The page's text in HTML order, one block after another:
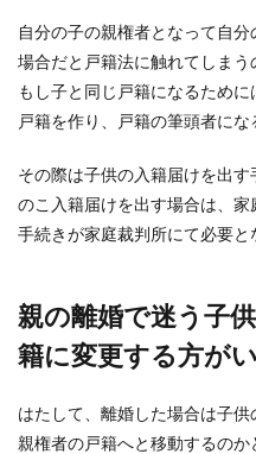
自分の子の親権者となって自
場合だと戸籍法に触れてしまう
もし子と同じ戸籍になるため
戸籍を作り、戸籍の筆頭者にな
その際は子供の入籍届けを出す
のこ入籍届けを出す場合は、
手続きが家庭裁判所にて必要と
親の離婚で迷う子
籍に変更する方が
はたして、離婚した場合は子供
親権者の戸籍へと移動するの